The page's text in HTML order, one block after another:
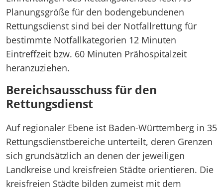
Planungsgröße für den bodengebundenen
Rettungsdienst sind bei der Notfallrettung für
bestimmte Notfallkategorien 12 Minuten
Eintreffzeit bzw. 60 Minuten Prähospitalzeit
heranzuziehen.
Bereichsausschuss für den
Rettungsdienst
Auf regionaler Ebene ist Baden-Württemberg in 35
Rettungsdienstbereiche unterteilt, deren Grenzen
sich grundsätzlich an denen der jeweiligen
Landkreise und kreisfreien Städte orientieren. Die
kreisfreien Städte bilden zumeist mit dem